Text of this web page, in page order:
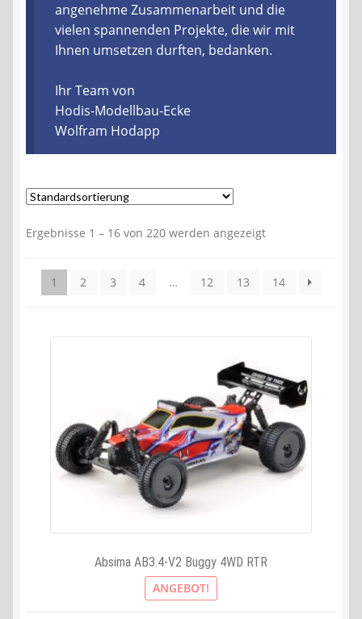
Öle- und Schmierstoff Verordnung
Kontakt
AGB
Widerrufsbelehrung
Datenschutzerklärung
Impressum
angenehme Zusammenarbeit und die
vielen spannenden Projekte, die wir mit
Ihnen umsetzen durften, bedanken.
Ihr Team von
Hodis-Modellbau-Ecke
Wolfram Hodapp
Ergebnisse 1 – 16 von 220 werden angezeigt
1 2 3 4 … 12 13 14
Absima AB3.4-V2 Buggy 4WD RTR
ANGEBOT!